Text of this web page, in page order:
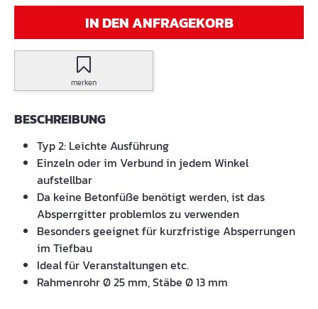
IN DEN ANFRAGEKORB
merken
BESCHREIBUNG
Typ 2: Leichte Ausführung
Einzeln oder im Verbund in jedem Winkel
aufstellbar
Da keine Betonfüße benötigt werden, ist das
Absperrgitter problemlos zu verwenden
Besonders geeignet für kurzfristige Absperrungen
im Tiefbau
Ideal für Veranstaltungen etc.
Rahmenrohr Ø 25 mm, Stäbe Ø 13 mm